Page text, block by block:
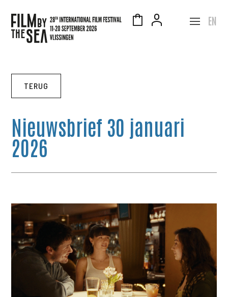
EN
TERUG
Nieuwsbrief 30 januari
2026